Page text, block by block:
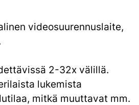
videosuurennuslaite,
2-32x välillä.
lukemista
mitkä muuttavat mm.